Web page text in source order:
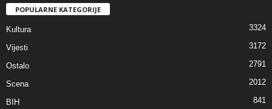
POPULARNE KATEGORIJE
Kultura 3324
Vijesti 3172
Ostalo 2791
Scena 2012
BIH 841